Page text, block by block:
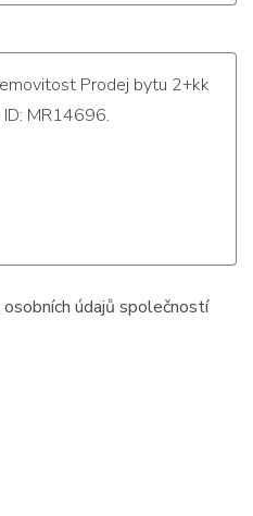
osobních údajů společností